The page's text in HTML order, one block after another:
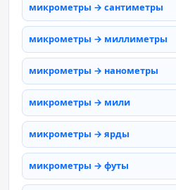
микрометры → сантиметры
микрометры → миллиметры
микрометры → нанометры
микрометры → мили
микрометры → ярды
микрометры → футы